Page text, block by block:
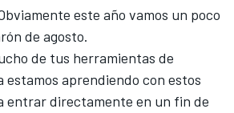
este año vamos un poco
de agosto.
de tus herramientas de
estamos aprendiendo con estos
entrar directamente en un fin de